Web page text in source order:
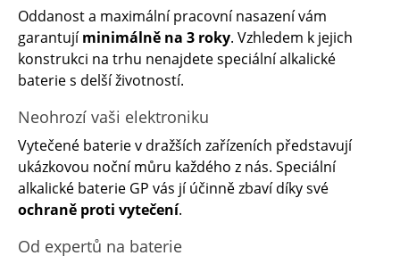
Oddanost a maximální pracovní nasazení vám
garantujíminimálně na 3 roky. Vzhledem k jejich
konstrukci na trhu nenajdete speciální alkalické
baterie s delší životností.
Neohrozí vaši elektroniku
Vytečené baterie v dražších zařízeních představují
ukázkovou noční můru každého z nás. Speciální
alkalické baterie GP vás jí účinně zbaví díky své
ochraně proti vytečení.
Od expertů na baterie